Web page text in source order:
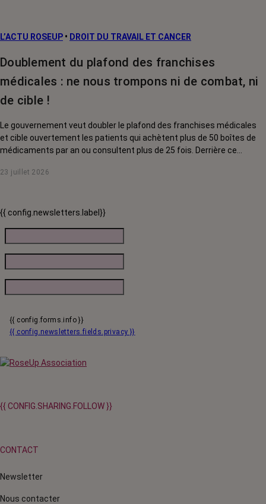
L’ACTU ROSEUP • DROIT DU TRAVAIL ET CANCER
Doublement du plafond des franchises
médicales : ne nous trompons ni de combat, ni
de cible !
Le gouvernement veut doubler le plafond des franchises médicales
et cible ouvertement les patients qui achètent plus de 50 boîtes de
médicaments par an ou consultent plus de 25 fois. Derrière ce
chroniques, et en premier lieu les personnes touchées par un cancer,
23 juillet 2026
{{ config.newsletters.label}}
{{ config.forms.info }}
{{ config.newsletters.fields.privacy }}
{{ CONFIG.SHARING.FOLLOW }}
CONTACT
Newsletter
Nous contacter